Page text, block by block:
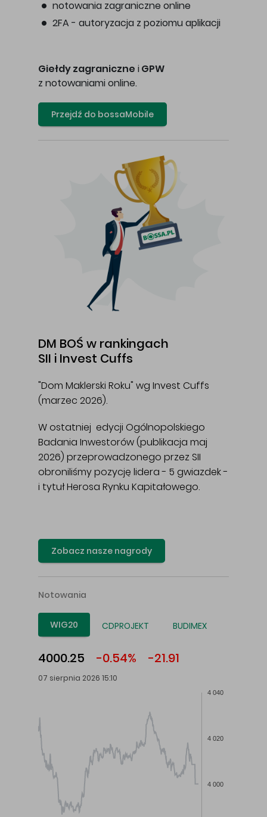
notowania zagraniczne online
2FA - autoryzacja z poziomu aplikacji
Giełdy zagraniczne i GPW
z notowaniami online.
Przejdź do bossaMobile
DM BOŚ w rankingach
SII i Invest Cuffs
"Dom Maklerski Roku" wg Invest Cuffs
(marzec 2026).
W ostatniej edycji Ogólnopolskiego
Badania Inwestorów (publikacja maj
2026) przeprowadzonego przez SII
obroniliśmy pozycję lidera - 5 gwiazdek -
i tytuł Herosa Rynku Kapitałowego.
Zobacz nasze nagrody
Notowania
WIG20 CDPROJEKT BUDIMEX
4000.25 -0.54% -21.91
07 sierpnia 2026 15:10
4 000
4 020
4 040